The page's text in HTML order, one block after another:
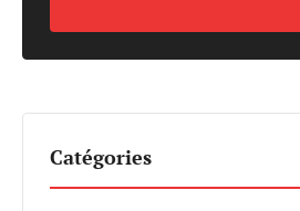
Catégories